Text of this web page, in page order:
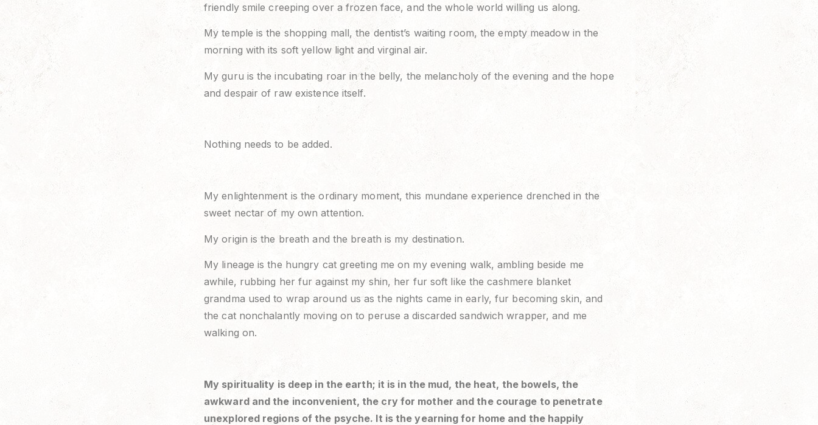
friendly smile creeping over a frozen face, and the whole world willing us along.
My temple is the shopping mall, the dentist’s waiting room, the empty meadow in the
morning with its soft yellow light and virginal air.
My guru is the incubating roar in the belly, the melancholy of the evening and the hope
and despair of raw existence itself.
Nothing needs to be added.
My enlightenment is the ordinary moment, this mundane experience drenched in the
sweet nectar of my own attention.
My origin is the breath and the breath is my destination.
My lineage is the hungry cat greeting me on my evening walk, ambling beside me
awhile, rubbing her fur against my shin, her fur soft like the cashmere blanket
grandma used to wrap around us as the nights came in early, fur becoming skin, and
the cat nonchalantly moving on to peruse a discarded sandwich wrapper, and me
walking on.
My spirituality is deep in the earth; it is in the mud, the heat, the bowels, the
awkward and the inconvenient, the cry for mother and the courage to penetrate
unexplored regions of the psyche. It is the yearning for home and the happily